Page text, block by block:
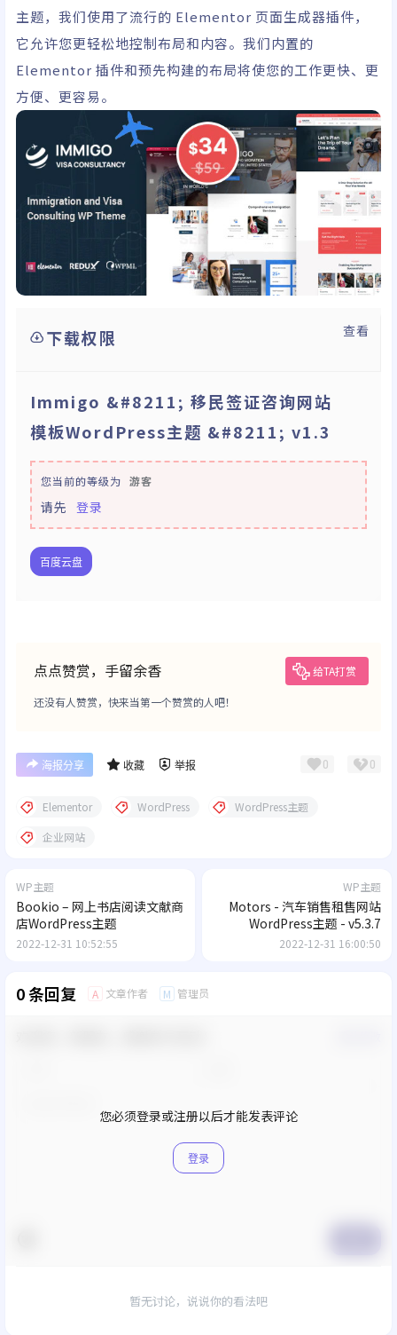
主题，我们使用了流行的 Elementor 页面生成器插件，
它允许您更轻松地控制布局和内容。我们内置的
Elementor 插件和预先构建的布局将使您的工作更快、更
方便、更容易。
下载权限 查看
Immigo &#8211; 移民签证咨询网站
模板WordPress主题 &#8211; v1.3
您当前的等级为 游客
请先 登录
百度云盘
点点赞赏，手留余香 给TA打赏
还没有人赞赏，快来当第一个赞赏的人吧！
海报分享 收藏 举报 0 0
Elementor WordPress
WordPress主题
企业网站
WP主题
Bookio – 网上书店阅读文献商
店WordPress主题
2022-12-31 10:52:55
WP主题
Motors - 汽车销售租售网站
WordPress主题 - v5.3.7
2022-12-31 16:00:50
0 条回复 A 文章作者 M 管理员
您必须登录或注册以后才能发表评论
登录
暂无讨论，说说你的看法吧